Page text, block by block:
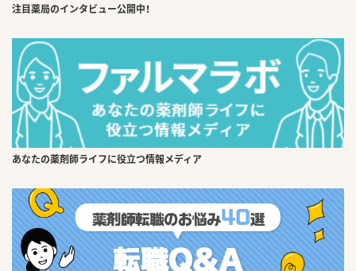
注目薬局のインタビュー公開中！
あなたの薬剤師ライフに役立つ情報メディア